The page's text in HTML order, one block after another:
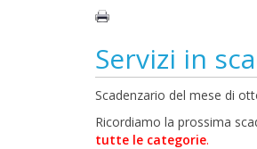
Servizi in
Scadenzario del mese di
Ricordiamo la prossima
tutte le categorie.